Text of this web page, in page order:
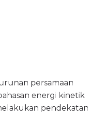
persamaan
energi kinetik
pendekatan